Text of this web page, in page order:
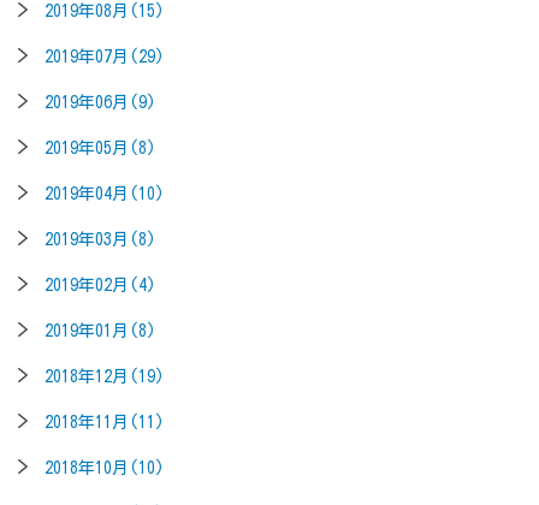
2019年08月(15)
2019年07月(29)
2019年06月(9)
2019年05月(8)
2019年04月(10)
2019年03月(8)
2019年02月(4)
2019年01月(8)
2018年12月(19)
2018年11月(11)
2018年10月(10)